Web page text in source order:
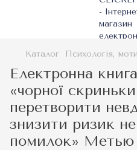
Каталог Психологія,
Електронна
«чорної
перетворити
знизити ризик
помилок»